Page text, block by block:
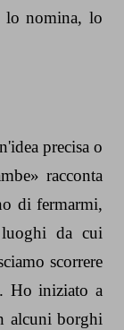
lo nomina, lo
precisa o
racconta
di fermarmi,
da cui
scorrere
Ho iniziato a
alcuni borghi